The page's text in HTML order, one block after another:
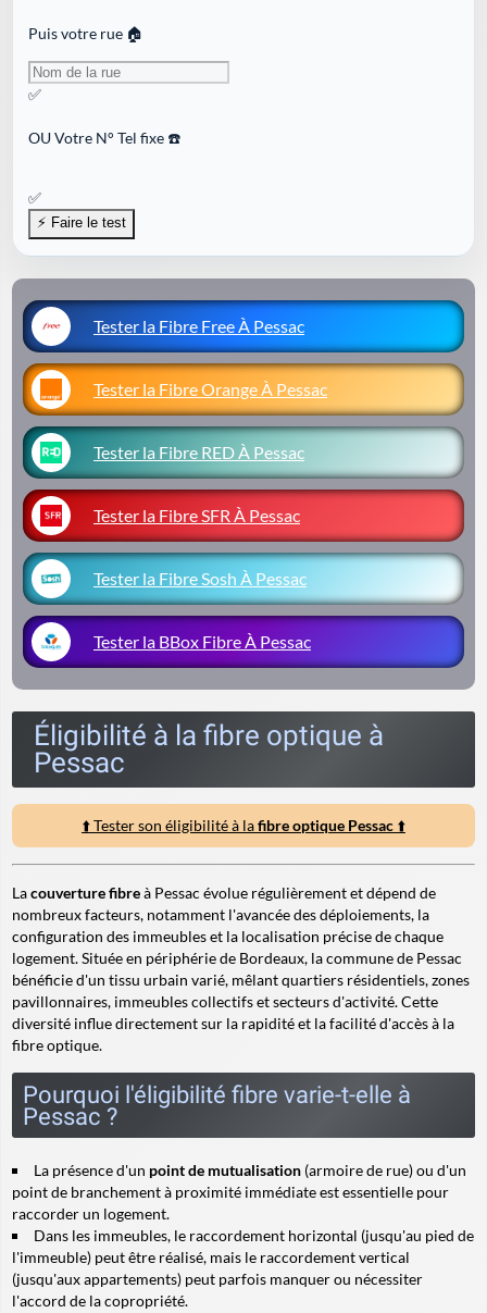
Puis votre rue 🏠
✅
OUVotre N° Tel fixe ☎️
✅
Tester la Fibre Free À Pessac
Tester la Fibre Orange À Pessac
Tester la Fibre RED À Pessac
Tester la Fibre SFR À Pessac
Tester la Fibre Sosh À Pessac
Tester la BBox Fibre À Pessac
Éligibilité à la fibre optique à
Pessac
⬆️ Tester son éligibilité à lafibre optique Pessac ⬆️
Lacouverture fibreà Pessac évolue régulièrement et dépend de
nombreux facteurs, notamment l'avancée des déploiements, la
configuration des immeubles et la localisation précise de chaque
logement. Située en périphérie de Bordeaux, la commune de Pessac
bénéficie d'un tissu urbain varié, mêlant quartiers résidentiels, zones
pavillonnaires, immeubles collectifs et secteurs d'activité. Cette
diversité influe directement sur la rapidité et la facilité d'accès à la
fibre optique.
Pourquoi l'éligibilité fibre varie-t-elle à
Pessac ?
La présence d'un point de mutualisation (armoire de rue) ou d'un
point de branchement à proximité immédiate est essentielle pour
raccorder un logement.
Dans les immeubles, le raccordement horizontal (jusqu'au pied de
l'immeuble) peut être réalisé, mais le raccordement vertical
(jusqu'aux appartements) peut parfois manquer ou nécessiter
l'accord de la copropriété.